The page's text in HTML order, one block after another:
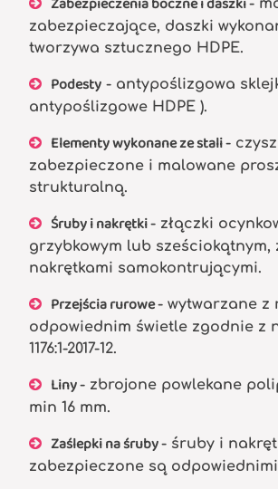
zabezpieczające, daszki
tworzywa sztucznego HDPE.
Podesty - antypoślizgowa
antypoślizgowe HDPE ).
Elementy wykonane ze stali-
zabezpieczone i malowane
strukturalną.
Śruby i nakrętki- złączki
grzybkowym lub sześciokątnym,
nakrętkami samokontrującymi.
Przejścia rurowe- wytwarzane z
odpowiednim świetle zgodnie z
1176:1-2017-12.
Liny- zbrojone powlekane
min 16 mm.
Zaślepki na śruby- śruby i
zabezpieczone są